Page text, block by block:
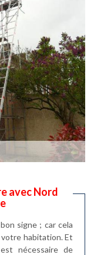
avec Nord
signe ; car cela
habitation. Et
nécessaire de